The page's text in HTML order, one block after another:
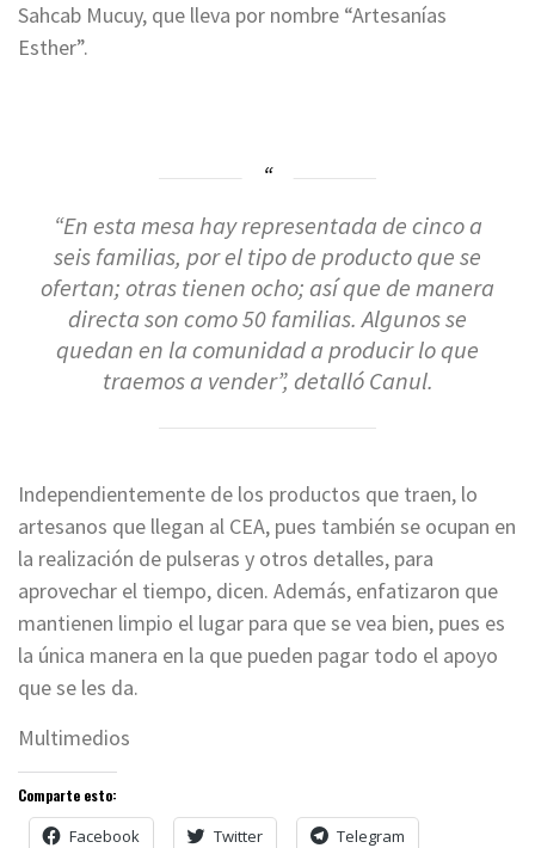
Sahcab Mucuy, que lleva por nombre “Artesanías
Esther”.
“En esta mesa hay representada de cinco a
seis familias, por el tipo de producto que se
ofertan; otras tienen ocho; así que de manera
directa son como 50 familias. Algunos se
quedan en la comunidad a producir lo que
traemos a vender”, detalló Canul.
Independientemente de los productos que traen, lo
artesanos que llegan al CEA, pues también se ocupan en
la realización de pulseras y otros detalles, para
aprovechar el tiempo, dicen. Además, enfatizaron que
mantienen limpio el lugar para que se vea bien, pues es
la única manera en la que pueden pagar todo el apoyo
que se les da.
Multimedios
Comparte esto:
Facebook Twitter Telegram